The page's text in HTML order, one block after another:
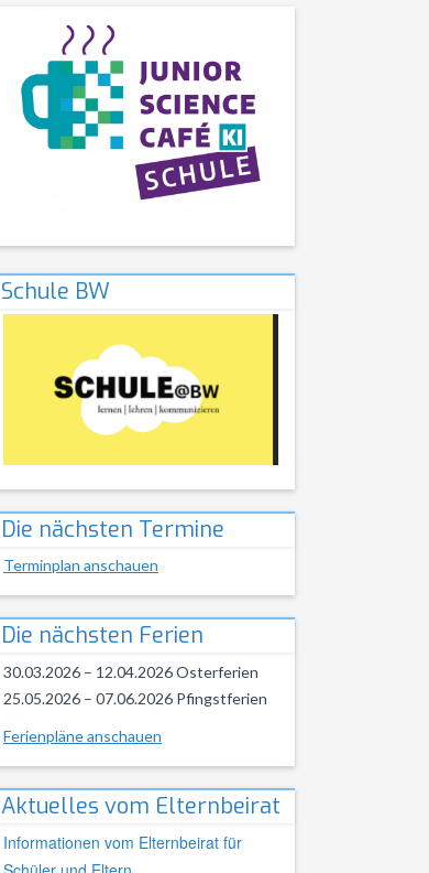
Schule BW
Die nächsten Termine
Terminplan anschauen
Die nächsten Ferien
30.03.2026 – 12.04.2026 Osterferien
25.05.2026 – 07.06.2026 Pfingstferien
Ferienpläne anschauen
Aktuelles vom Elternbeirat
Informationen vom Elternbeirat für